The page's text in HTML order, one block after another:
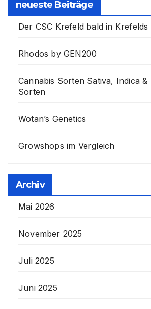
neueste Beiträge
Der CSC Krefeld bald in Krefelds
Rhodos by GEN200
Cannabis Sorten Sativa, Indica &
Sorten
Wotan’s Genetics
Growshops im Vergleich
Archiv
Mai 2026
November 2025
Juli 2025
Juni 2025